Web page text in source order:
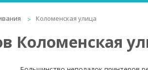
Коломенская улица
Коломенская